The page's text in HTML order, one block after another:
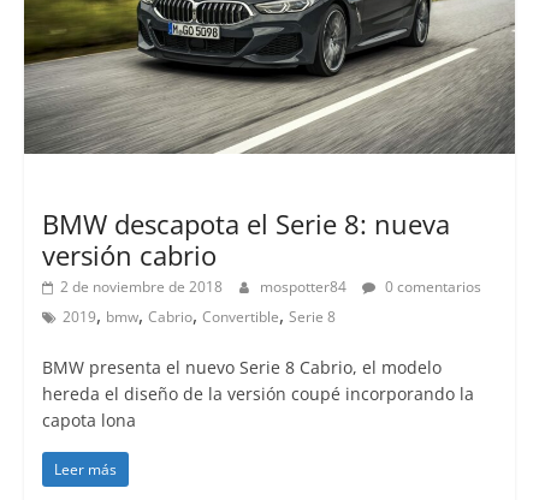
BMW descapota el Serie 8: nueva
versión cabrio
2 de noviembre de 2018 mospotter84
0 comentarios
2019, bmw, Cabrio, Convertible, Serie 8
BMW presenta el nuevo Serie 8 Cabrio, el modelo
hereda el diseño de la versión coupé incorporando la
capota lona
Leer más